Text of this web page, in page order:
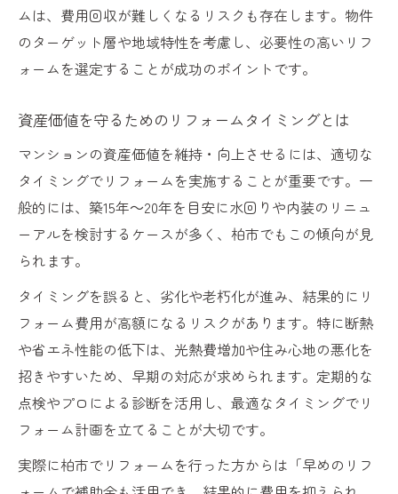
ムは、費用回収が難しくなるリスクも存在します。物件
のターゲット層や地域特性を考慮し、必要性の高いリフ
ォームを選定することが成功のポイントです。
資産価値を守るためのリフォームタイミングとは
マンションの資産価値を維持・向上させるには、適切な
タイミングでリフォームを実施することが重要です。一
般的には、築15年～20年を目安に水回りや内装のリニュ
ーアルを検討するケースが多く、柏市でもこの傾向が見
られます。
タイミングを誤ると、劣化や老朽化が進み、結果的にリ
フォーム費用が高額になるリスクがあります。特に断熱
や省エネ性能の低下は、光熱費増加や住み心地の悪化を
招きやすいため、早期の対応が求められます。定期的な
点検やプロによる診断を活用し、最適なタイミングでリ
フォーム計画を立てることが大切です。
実際に柏市でリフォームを行った方からは「早めのリフ